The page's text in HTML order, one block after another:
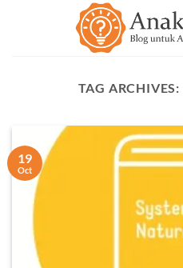
TAG ARCHIVES:
19
Oct